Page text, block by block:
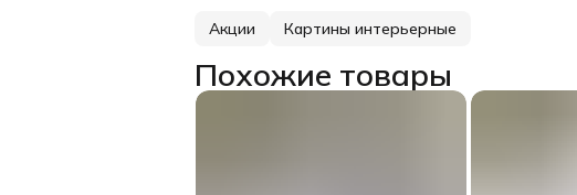
Акции Картины интерьерные
Похожие товары